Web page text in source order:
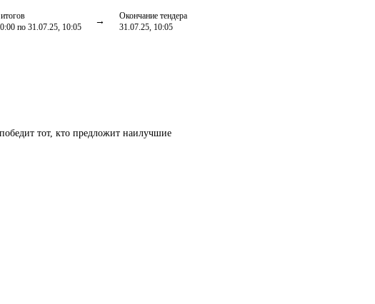
по 31.07.25, 10:05
Окончание тендера
31.07.25, 10:05
тот, кто предложит наилучшие